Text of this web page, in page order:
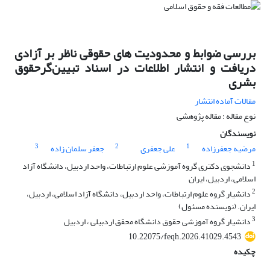
بررسی ضوابط و محدودیت های حقوقی ناظر بر آزادی
دریافت و انتشار اطلاعات در اسناد تبیین‌گرحقوق
بشری
مقالات آماده انتشار
نوع مقاله : مقاله پژوهشی
نویسندگان
مرضیه جعفرزاده
1 علی جعفری 2 جعفر سلمان زاده
3
1 دانشجوی دکتری گروه آموزشی علوم ارتباطات، واحد اردبیل، دانشگاه آزاد
اسلامی، اردبیل، ایران
2دانشیار گروه علوم ارتباطات، واحد اردبیل، دانشگاه آزاد اسلامی، اردبیل،
ایران. (نویسنده مسئول)
3دانشیار گروه آموزشی حقوق دانشگاه محقق اردبیلی ، اردبیل
10.22075/feqh.2026.41029.4543
چکیده